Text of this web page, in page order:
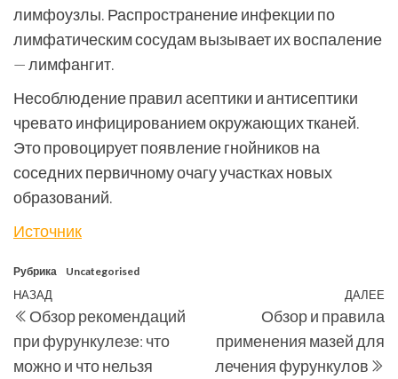
лимфоузлы. Распространение инфекции по
лимфатическим сосудам вызывает их воспаление
— лимфангит.
Несоблюдение правил асептики и антисептики
чревато инфицированием окружающих тканей.
Это провоцирует появление гнойников на
соседних первичному очагу участках новых
образований.
Источник
Рубрика Uncategorised
Навигация
по
записям
Предыдущая
запись
НАЗАД
Обзор рекомендаций
при фурункулезе: что
можно и что нельзя
ДАЛЕЕ
Обзор и правила
применения мазей для
лечения фурункулов